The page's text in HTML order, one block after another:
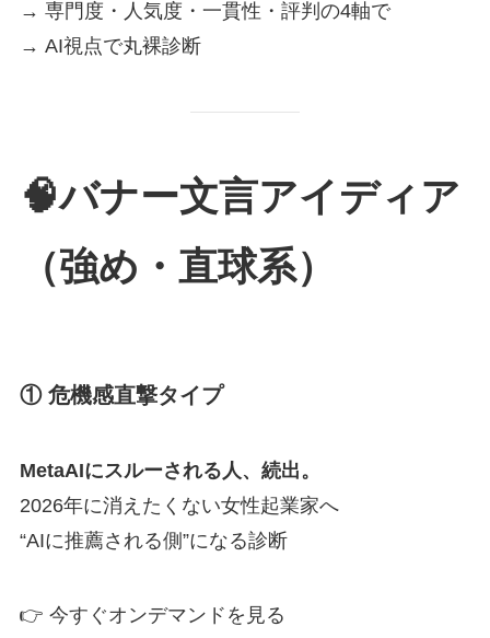
→ 専門度・人気度・一貫性・評判の4軸で
→ AI視点で丸裸診断
🧠バナー文言アイディア
（強め・直球系）
① 危機感直撃タイプ
MetaAIにスルーされる人、続出。
2026年に消えたくない女性起業家へ
“AIに推薦される側”になる診断
👉 今すぐオンデマンドを見る